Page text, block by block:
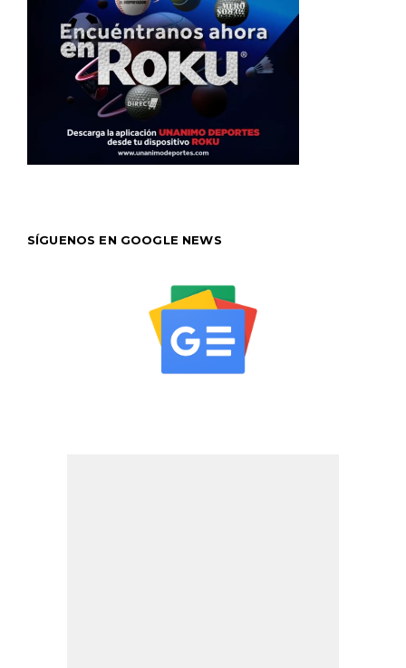
SÍGUENOS EN GOOGLE NEWS